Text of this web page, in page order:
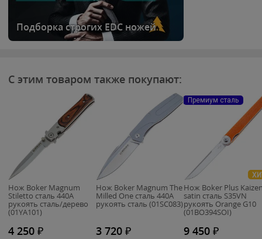
Подборка строгих EDC ножей
С этим товаром также покупают:
Нож Boker Magnum
Stiletto сталь 440A
рукоять сталь/дерево
(01YA101)
4 250 ₽
Нож Boker Magnum The
Milled One сталь 440A
рукоять сталь (01SC083)
3 720 ₽
Премиум сталь
Нож Boker Plus
satin сталь S35VN
рукоять Orange G10
(01BO394SOI)
9 450 ₽